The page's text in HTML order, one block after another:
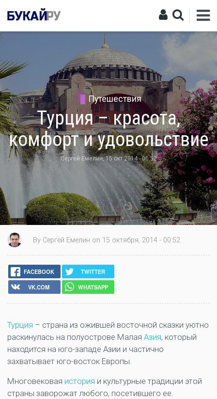
Путешествия
Турция – красота,
комфорт и удовольствие
Сергей Емелин, 15 окт 2014 - 00:52
By Сергей Емелин on 15 октября, 2014 - 00:52
FACEBOOK
TWITTER
VK.COM
WHATSAPP
Турция – страна из ожившей восточной сказки уютно
раскинулась на полуострове Малая Азия, который
находится на юго-западе Азии и частично
захватывает юго-восток Европы.
Многовековая история и культурные традиции этой
страны заворожат любого, посетившего ее.